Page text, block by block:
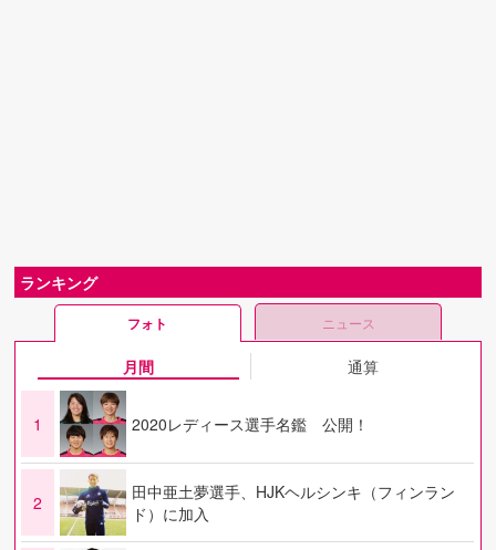
ランキング
フォト ニュース
月間 通算
1 2020レディース選手名鑑 公開！
2
田中亜土夢選手、HJKヘルシンキ（フィンラン
ド）に加入